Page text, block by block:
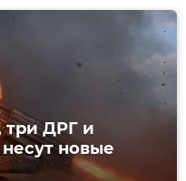
три ДРГ и
новые